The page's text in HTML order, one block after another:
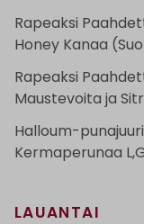
Rapeaksi
Honey Kanaa
Rapeaksi
Maustevoita ja
Halloum-
Kermaperunaa
LAUANTAI